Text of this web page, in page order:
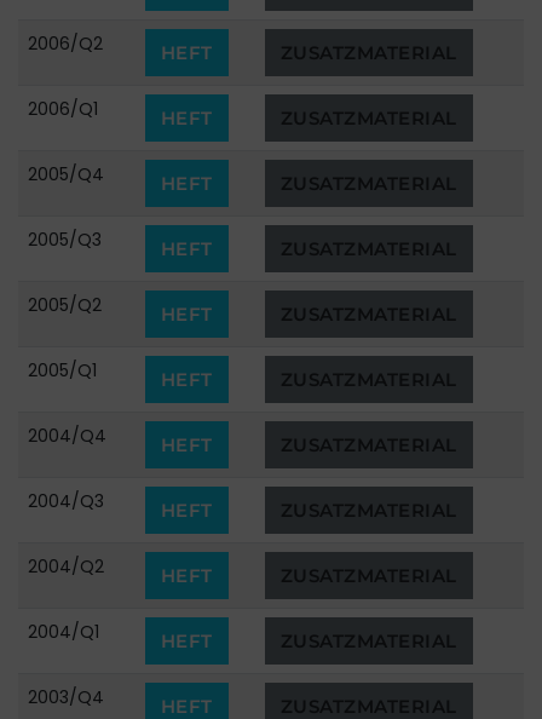
2006/Q2 HEFT ZUSATZMATERIAL
2006/Q1 HEFT ZUSATZMATERIAL
2005/Q4 HEFT ZUSATZMATERIAL
2005/Q3 HEFT ZUSATZMATERIAL
2005/Q2 HEFT ZUSATZMATERIAL
2005/Q1 HEFT ZUSATZMATERIAL
2004/Q4 HEFT ZUSATZMATERIAL
2004/Q3 HEFT ZUSATZMATERIAL
2004/Q2 HEFT ZUSATZMATERIAL
2004/Q1 HEFT ZUSATZMATERIAL
2003/Q4 HEFT ZUSATZMATERIAL